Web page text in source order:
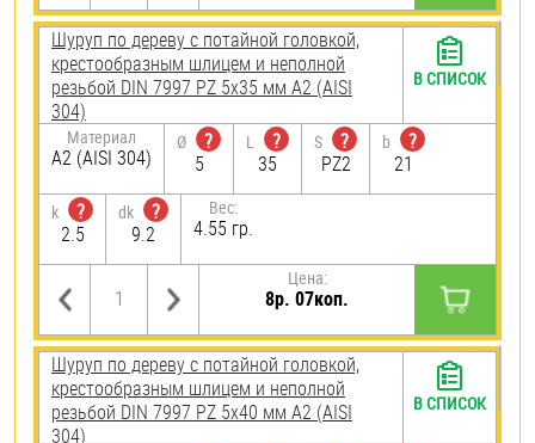
Шуруп по дереву с потайной головкой,
крестообразным шлицем и неполной
резьбой DIN 7997 PZ 5х35 мм А2 (AISI
304)
Материал
А2 (AISI 304)
Ø
?
5
L
?
35
S
?
PZ2
b
?
21
k
?
2.5
dk
?
9.2
Вес:
4.55 гр.
Цена:
8р. 07коп.
В СПИСОК
Шуруп по дереву с потайной головкой,
крестообразным шлицем и неполной
резьбой DIN 7997 PZ 5х40 мм А2 (AISI
304)
В СПИСОК